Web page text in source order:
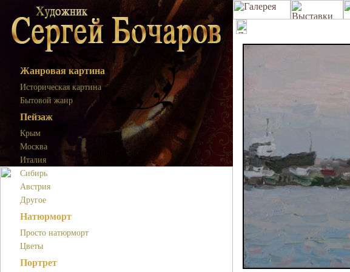
Жанровая картина
Историческая картина
Бытовой жанр
Пейзаж
Крым
Москва
Италия
Сибирь
Австрия
Другое
Натюрморт
Просто натюрморт
Цветы
Портрет